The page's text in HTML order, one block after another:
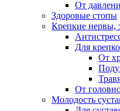
От
Здоровые стопы
Крепкие нервы,
Для
От
От
Молодость